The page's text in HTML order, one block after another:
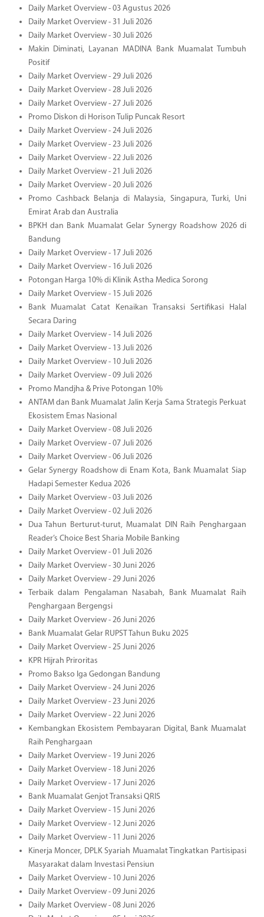
Daily Market Overview - 03 Agustus 2026
Daily Market Overview - 31 Juli 2026
Daily Market Overview - 30 Juli 2026
Makin Diminati, Layanan MADINA Bank Muamalat Tumbuh
Positif
Daily Market Overview - 29 Juli 2026
Daily Market Overview - 28 Juli 2026
Daily Market Overview - 27 Juli 2026
Promo Diskon di Horison Tulip Puncak Resort
Daily Market Overview - 24 Juli 2026
Daily Market Overview - 23 Juli 2026
Daily Market Overview - 22 Juli 2026
Daily Market Overview - 21 Juli 2026
Daily Market Overview - 20 Juli 2026
Promo Cashback Belanja di Malaysia, Singapura, Turki, Uni
Emirat Arab dan Australia
BPKH dan Bank Muamalat Gelar Synergy Roadshow 2026 di
Bandung
Daily Market Overview - 17 Juli 2026
Daily Market Overview - 16 Juli 2026
Potongan Harga 10% di Klinik Astha Medica Sorong
Daily Market Overview - 15 Juli 2026
Bank Muamalat Catat Kenaikan Transaksi Sertifikasi Halal
Secara Daring
Daily Market Overview - 14 Juli 2026
Daily Market Overview - 13 Juli 2026
Daily Market Overview - 10 Juli 2026
Daily Market Overview - 09 Juli 2026
Promo Mandjha & Prive Potongan 10%
ANTAM dan Bank Muamalat Jalin Kerja Sama Strategis Perkuat
Ekosistem Emas Nasional
Daily Market Overview - 08 Juli 2026
Daily Market Overview - 07 Juli 2026
Daily Market Overview - 06 Juli 2026
Gelar Synergy Roadshow di Enam Kota, Bank Muamalat Siap
Hadapi Semester Kedua 2026
Daily Market Overview - 03 Juli 2026
Daily Market Overview - 02 Juli 2026
Dua Tahun Berturut-turut, Muamalat DIN Raih Penghargaan
Reader’s Choice Best Sharia Mobile Banking
Daily Market Overview - 01 Juli 2026
Daily Market Overview - 30 Juni 2026
Daily Market Overview - 29 Juni 2026
Terbaik dalam Pengalaman Nasabah, Bank Muamalat Raih
Penghargaan Bergengsi
Daily Market Overview - 26 Juni 2026
Bank Muamalat Gelar RUPST Tahun Buku 2025
Daily Market Overview - 25 Juni 2026
KPR Hijrah Priroritas
Promo Bakso Iga Gedongan Bandung
Daily Market Overview - 24 Juni 2026
Daily Market Overview - 23 Juni 2026
Daily Market Overview - 22 Juni 2026
Kembangkan Ekosistem Pembayaran Digital, Bank Muamalat
Raih Penghargaan
Daily Market Overview - 19 Juni 2026
Daily Market Overview - 18 Juni 2026
Daily Market Overview - 17 Juni 2026
Bank Muamalat Genjot Transaksi QRIS
Daily Market Overview - 15 Juni 2026
Daily Market Overview - 12 Juni 2026
Daily Market Overview - 11 Juni 2026
Kinerja Moncer, DPLK Syariah Muamalat Tingkatkan Partisipasi
Masyarakat dalam Investasi Pensiun
Daily Market Overview - 10 Juni 2026
Daily Market Overview - 09 Juni 2026
Daily Market Overview - 08 Juni 2026